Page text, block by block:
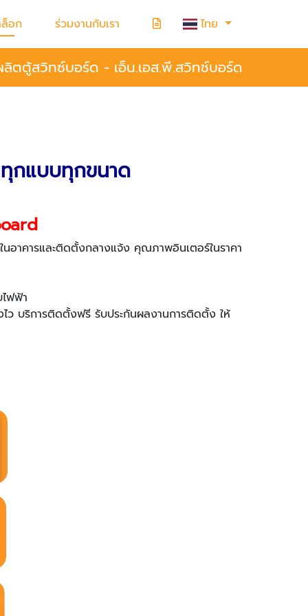
อก ร่วมงานกับเรา ไทย
ลิตตู้สวิทซ์บอร์ด - เอ็น.เอส.พี.สวิทช์บอร์ด
กแบบทุกขนาด
าคารและติดตั้งกลางแจ้ง คุณภาพอินเตอร์ในราคา
ฟฟ้า
ว บริการติดตั้งฟรี รับประกันผลงานการติดตั้ง ให้